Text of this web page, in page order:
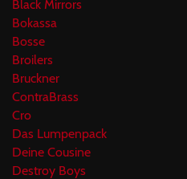
Black Mirrors
Bokassa
Bosse
Broilers
Bruckner
ContraBrass
Cro
Das Lumpenpack
Deine Cousine
Destroy Boys